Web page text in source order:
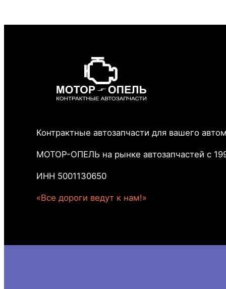
Контрактные автозапчасти для вашего
МОТОР-ОПЕЛЬ на рынке автозапчастей с
ИНН 5001130650
«Все дороги ведут к нам!»